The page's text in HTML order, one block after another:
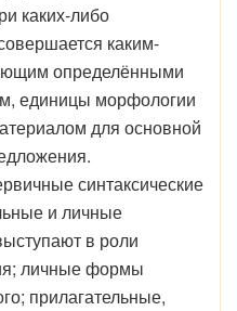
каких-либо
каким-
определёнными
единицы морфологии
для основной
синтаксические
и личные
в роли
личные формы
прилагательные,